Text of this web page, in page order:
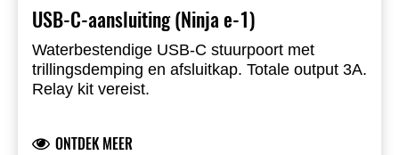
USB-C-aansluiting (Ninja e-1)
Waterbestendige USB-C stuurpoort met
trillingsdemping en afsluitkap. Totale output 3A.
Relay kit vereist.
ONTDEK MEER